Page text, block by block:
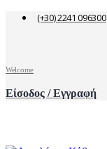
(+30) 2241 096300
Welcome
Είσοδος / Εγγραφή